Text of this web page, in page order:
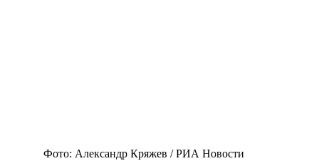
Фото: Александр Кряжев / РИА Новости